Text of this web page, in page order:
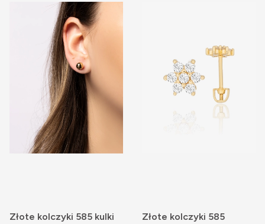
Złote kolczyki 585 kulki
Złote kolczyki 585